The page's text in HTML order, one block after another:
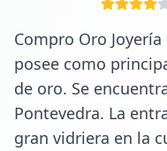
Compro Oro
posee como
de oro. Se
Pontevedra. La
gran vidriera en la